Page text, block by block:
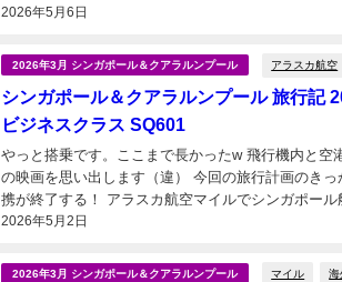
2026年5月6日
乗れます） 未来感！！ 推しグループメンバー...
2026年3月 シンガポール＆クアラルンプール アラスカ航空
シンガポール＆クアラルンプール 旅行記
ビジネスクラス SQ601
2026年5月2日
やっと搭乗です。ここまで長かったw 飛行機内と空
の映画を思い出します（違） 今回の旅行計画のきっかけはアラスカ航空とシンガポール航空の提
携が終了する！ アラスカ航空マイルでシンガポー
ャンス！！から始まりました～ そして、せっかく乗
2026年3月 シンガポール＆クアラルンプール マイル 海